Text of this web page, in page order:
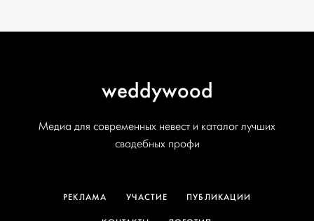
weddywood
Медиа для современных невест и каталог лучших
свадебных профи
РЕКЛАМА УЧАСТИЕ ПУБЛИКАЦИИ